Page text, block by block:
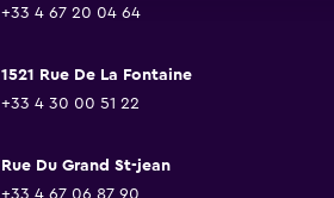
+33 4 67 20 04 64
1521 Rue De La Fontaine
+33 4 30 00 51 22
Rue Du Grand St-jean
+33 4 67 06 87 90